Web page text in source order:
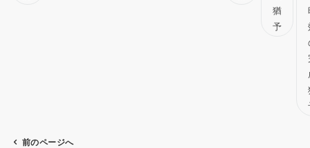
猶
予
前のページへ